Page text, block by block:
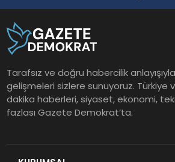
Tarafsız ve doğru habercilik
gelişmeleri sizlere sunuyoruz. Türkiye
dakika haberleri, siyaset, ekonomi,
fazlası Gazete Demokrat’ta.